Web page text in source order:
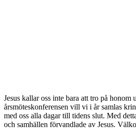
Jesus kallar oss inte bara att tro på
årsmöteskonferensen vill vi i år samlas
med oss alla dagar till tidens slut. Med
och samhällen förvandlade av Jesus.